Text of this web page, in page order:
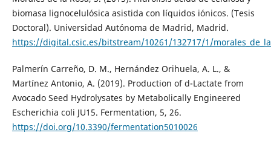
biomasa lignocelulósica asistida con líquidos iónicos. (Tesis
Doctoral). Universidad Autónoma de Madrid, Madrid.
https://digital.csic.es/bitstream/10261/132717/1/
Palmerín Carreño, D. M., Hernández Orihuela, A. L., &
Martínez Antonio, A. (2019). Production of d-Lactate from
Avocado Seed Hydrolysates by Metabolically Engineered
Escherichia coli JU15. Fermentation, 5, 26.
https://doi.org/10.3390/fermentation5010026